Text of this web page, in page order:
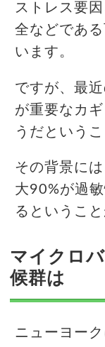
ストレス要
全などであ
います。
ですが、最
が重要なカ
うだという
その背景に
大90%が過
るというこ
マイクロ
候群は
ニューヨー